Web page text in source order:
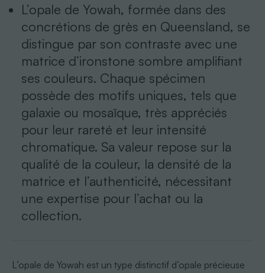
L’opale de Yowah, formée dans des
concrétions de grès en Queensland, se
distingue par son contraste avec une
matrice d’ironstone sombre amplifiant
ses couleurs. Chaque spécimen
possède des motifs uniques, tels que
galaxie ou mosaïque, très appréciés
pour leur rareté et leur intensité
chromatique. Sa valeur repose sur la
qualité de la couleur, la densité de la
matrice et l’authenticité, nécessitant
une expertise pour l’achat ou la
collection.
L’opale de Yowah est un type distinctif d’opale précieuse